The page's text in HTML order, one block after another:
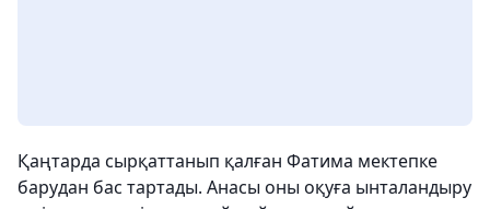
Қаңтарда сырқаттанып қалған Фатима мектепке
барудан бас тартады. Анасы оны оқуға ынталандыру